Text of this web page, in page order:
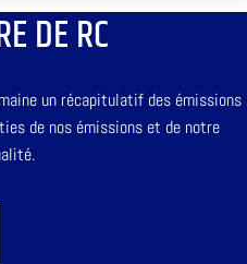
DE RC
un récapitulatif des émissions
de nos émissions et de notre